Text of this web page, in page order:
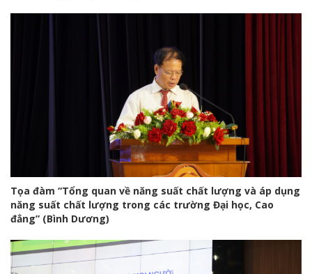
Tọa đàm “Tổng quan về năng suất chất lượng và áp dụng
năng suất chất lượng trong các trường Đại học, Cao
đẳng” (Bình Dương)